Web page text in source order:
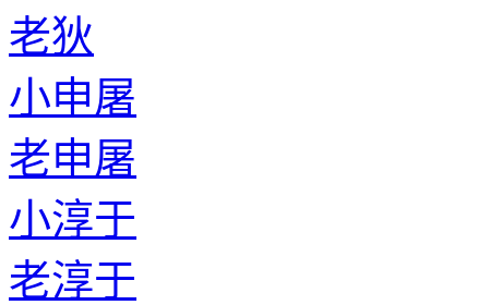
老狄
小申屠
老申屠
小淳于
老淳于